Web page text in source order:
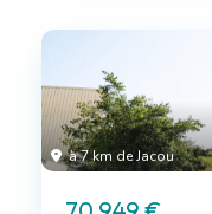
à 7 km de Jacou